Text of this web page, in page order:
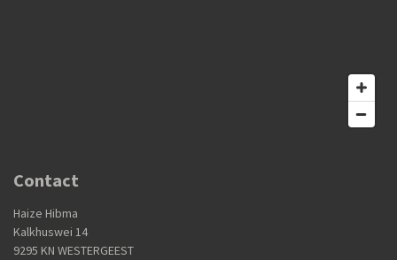
Contact
Haize Hibma
Kalkhuswei 14
9295 KN WESTERGEEST